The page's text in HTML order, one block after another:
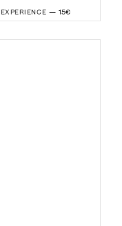
EXPERIENCE — 15€